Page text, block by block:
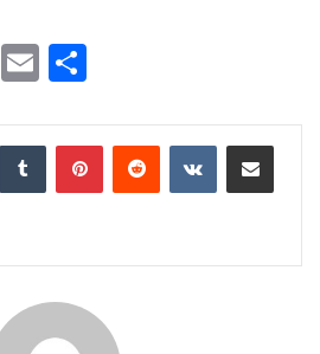
M E
ai ar
e
Tumblr PinterestReddit VKontakteShare via Email